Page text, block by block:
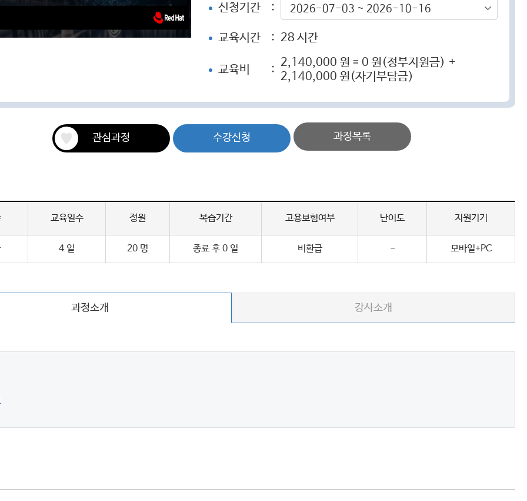
신청기간 : 2026-07-03 ~ 2026-10-16
교육시간 : 28 시간
교육비 :
2,140,000 원 = 0 원(정부지원금) +
2,140,000 원(자기부담금)
관심과정 수강신청 과정목록
교육일수 정원 복습기간 고용보험여부 난이도 지원기기
4 일 20 명 종료 후 0 일 비환급 - 모바일+PC
과정소개 강사소개